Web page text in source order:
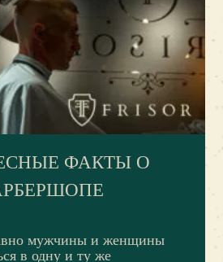
ФАКТЫ О
мужчины и женщины
в одну и ту же